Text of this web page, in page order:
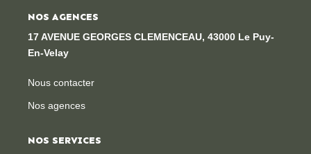
NOS AGENCES
17 AVENUE GEORGES CLEMENCEAU, 43000 Le Puy-
En-Velay
Nous contacter
Nos agences
NOS SERVICES